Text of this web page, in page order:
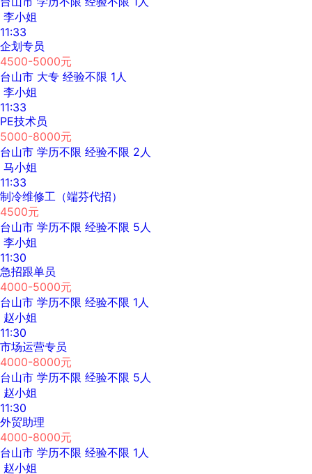
李小姐
11:33
企划专员
4500-5000元
台山市 大专 经验不限 1人
李小姐
11:33
PE技术员
5000-8000元
台山市 学历不限 经验不限 2人
马小姐
11:33
制冷维修工（端芬代招）
4500元
台山市 学历不限 经验不限 5人
李小姐
11:30
急招跟单员
4000-5000元
台山市 学历不限 经验不限 1人
赵小姐
11:30
市场运营专员
4000-8000元
台山市 学历不限 经验不限 5人
赵小姐
11:30
外贸助理
4000-8000元
台山市 学历不限 经验不限 1人
赵小姐